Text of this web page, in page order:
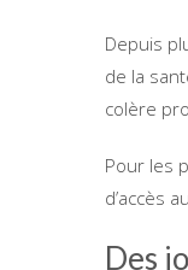
Depuis
de la
colère
Pour les
d’accès
Des